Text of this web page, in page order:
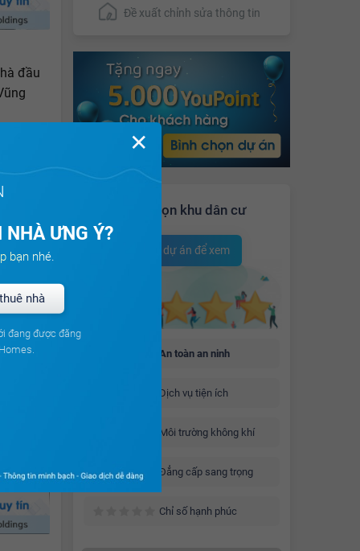
Đề xuất chỉnh sửa thông tin
Bình chọn khu dân cư
Chọn dự án để xem
An toàn an ninh
Dịch vụ tiện ích
Môi trường không khí
Đẳng cấp sang trọng
Chỉ số hạnh phúc
đầu
✕
ƯNG Ý?
bạn nhé.
nhà
đang được đăng